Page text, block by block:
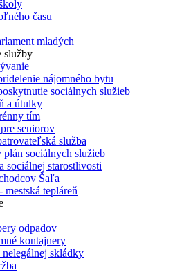
času
mladých
služby
nájomného bytu
sociálnych služieb
a útulky
tím
seniorov
služba
sociálnych služieb
sociálnej starostlivosti
Šaľa
tepláreň
odpadov
kontajnery
nelegálnej skládky